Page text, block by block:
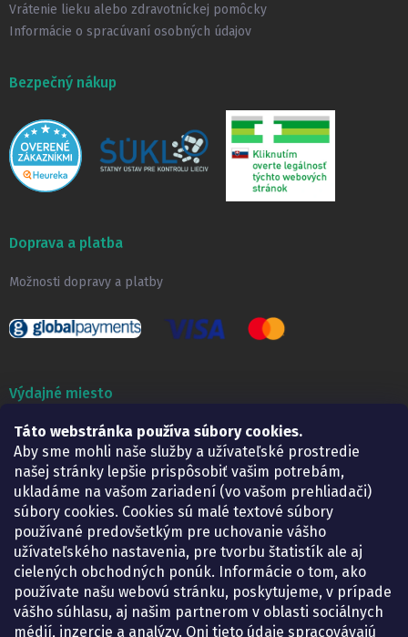
Táto webstránka používa súbory cookies.
Aby sme mohli naše služby a užívateľské prostredie
našej stránky lepšie prispôsobiť vašim potrebám,
ukladáme na vašom zariadení (vo vašom prehliadači)
súbory cookies. Cookies sú malé textové súbory
používané predovšetkým pre uchovanie vášho
užívateľského nastavenia, pre tvorbu štatistík ale aj
cielených obchodných ponúk. Informácie o tom, ako
používate našu webovú stránku, poskytujeme, v prípade
vášho súhlasu, aj našim partnerom v oblasti sociálnych
médií, inzercie a analýzy. Oni tieto údaje spracovávajú
Vrátenie lieku alebo zdravotníckej pomôcky
Informácie o spracúvaní osobných údajov
Bezpečný nákup
Doprava a platba
Možnosti dopravy a platby
Výdajné miesto
Lekáreň ADONAI
Košice – Smetanova 2
Pondelok:
07.30 – 15.30 h.
Utorok:
07.30 – 16.00 h.
Streda:
07.30 – 16.00 h.
Štvrtok:
07.30 – 15.30 h.
Piatok:
07.30 – 15.30 h.
KONTAKT
eshop@lekarenadonai.sk